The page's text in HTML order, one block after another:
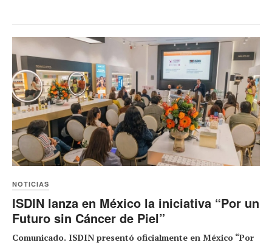
NOTICIAS
ISDIN lanza en México la iniciativa “Por un
Futuro sin Cáncer de Piel”
Comunicado. ISDIN presentó oficialmente en México “Por